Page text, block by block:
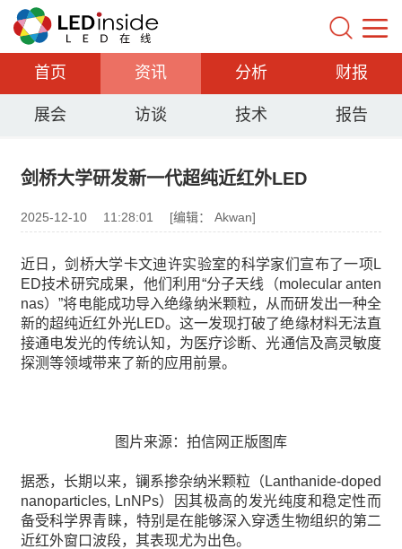
首页 资讯 分析 财报
展会 访谈 技术 报告
剑桥大学研发新一代超纯近红外LED
2025-12-10 11:28:01 [编辑： Akwan]
近日，剑桥大学卡文迪许实验室的科学家们宣布了一项L
ED技术研究成果，他们利用“分子天线（molecular anten
nas）”将电能成功导入绝缘纳米颗粒，从而研发出一种全
新的超纯近红外光LED。这一发现打破了绝缘材料无法直
接通电发光的传统认知，为医疗诊断、光通信及高灵敏度
探测等领域带来了新的应用前景。
图片来源：拍信网正版图库
据悉，长期以来，镧系掺杂纳米颗粒（Lanthanide-doped
nanoparticles, LnNPs）因其极高的发光纯度和稳定性而
备受科学界青睐，特别是在能够深入穿透生物组织的第二
近红外窗口波段，其表现尤为出色。